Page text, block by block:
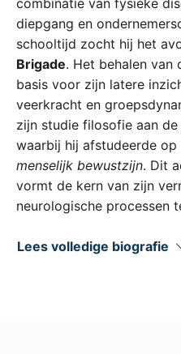
diepgang en
schooltijd zocht hij het
Brigade. Het behalen van
basis voor zijn latere
veerkracht en
zijn studie filosofie aan
waarbij hij afstudeerde op
menselijk bewustzijn. Dit
vormt de kern van zijn
neurologische processen
Lees volledige biografie